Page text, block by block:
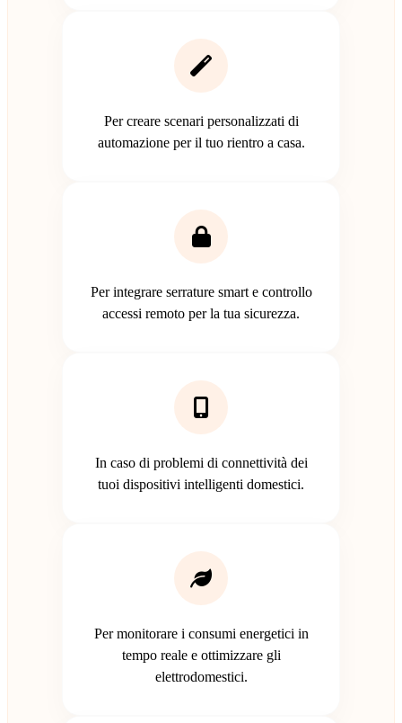
Per creare scenari personalizzati di
automazione per il tuo rientro a casa.
Per integrare serrature smart e controllo
accessi remoto per la tua sicurezza.
In caso di problemi di connettività dei
tuoi dispositivi intelligenti domestici.
Per monitorare i consumi energetici in
tempo reale e ottimizzare gli
elettrodomestici.